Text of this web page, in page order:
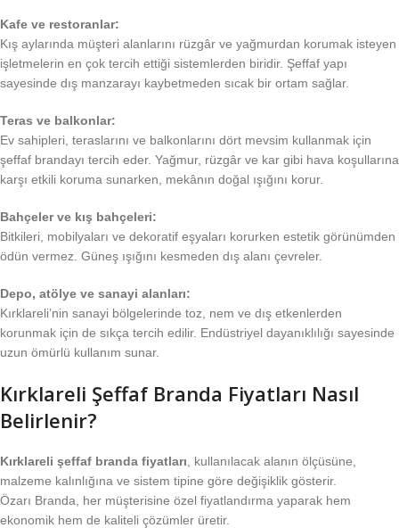
Kafe ve restoranlar:
Kış aylarında müşteri alanlarını rüzgâr ve yağmurdan korumak isteyen
işletmelerin en çok tercih ettiği sistemlerden biridir. Şeffaf yapı
sayesinde dış manzarayı kaybetmeden sıcak bir ortam sağlar.
Teras ve balkonlar:
Ev sahipleri, teraslarını ve balkonlarını dört mevsim kullanmak için
şeffaf brandayı tercih eder. Yağmur, rüzgâr ve kar gibi hava koşullarına
karşı etkili koruma sunarken, mekânın doğal ışığını korur.
Bahçeler ve kış bahçeleri:
Bitkileri, mobilyaları ve dekoratif eşyaları korurken estetik görünümden
ödün vermez. Güneş ışığını kesmeden dış alanı çevreler.
Depo, atölye ve sanayi alanları:
Kırklareli’nin sanayi bölgelerinde toz, nem ve dış etkenlerden
korunmak için de sıkça tercih edilir. Endüstriyel dayanıklılığı sayesinde
uzun ömürlü kullanım sunar.
Kırklareli Şeffaf Branda Fiyatları Nasıl
Belirlenir?
Kırklareli şeffaf branda fiyatları , kullanılacak alanın ölçüsüne,
malzeme kalınlığına ve sistem tipine göre değişiklik gösterir.
Özarı Branda, her müşterisine özel fiyatlandırma yaparak hem
ekonomik hem de kaliteli çözümler üretir.